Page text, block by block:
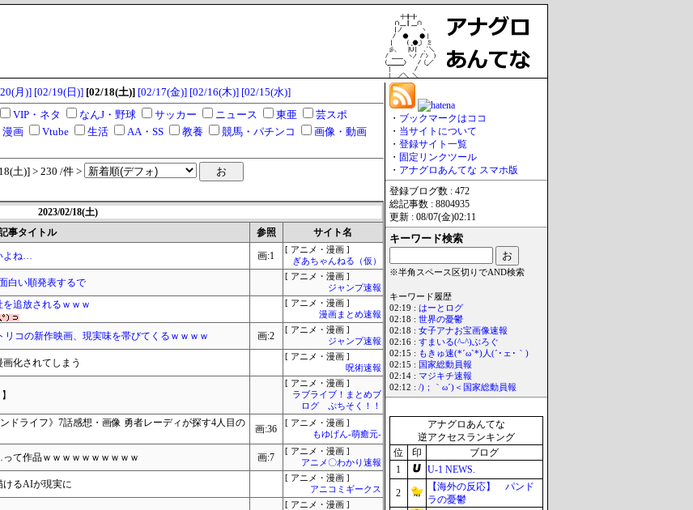
月)] [02/19(日)] [02/18(土)] [02/17(金)] [02/16(木)] [02/15(水)]
VIP・ネタ なんJ・野球 サッカー ニュース 東亜
芸スポ
漫画 Vtube 生活 AA・SS 教養 競馬・パチンコ
画像・動画
土)] > 230 /件 >
2023/02/18(土)
事タイトル 参照 サイト名
よね… 画:1
[ アニメ・漫画 ]
ぎあちゃんねる（仮）
白い順発表するで
[ アニメ・漫画 ]
ジャンプ速報
を追放されるｗｗｗ
[ アニメ・漫画 ]
漫画まとめ速報
リコの新作映画、現実味を帯びてくるｗｗｗｗ 画:2
[ アニメ・漫画 ]
ジャンプ速報
化されてしまう
[ アニメ・漫画 ]
呪術速報
[ アニメ・漫画 ]
ラブライブ！まとめブ
ログ ぷちそく！！
ドライフ》7話感想・画像 勇者レーディが探す4人目の
画:36
[ アニメ・漫画 ]
もゆげん-萌癒元-
て作品ｗｗｗｗｗｗｗｗｗｗ 画:7
[ アニメ・漫画 ]
アニメ〇わかり速報
けるAIが現実に
[ アニメ・漫画 ]
アニコミギークス
[ アニメ・漫画 ]
・ ブックマークはココ
・ 当サイトについて
・ 登録サイト一覧
・ 固定リンクツール
・ アナグロあんてな スマホ版
登録ブログ数 : 472
総記事数 : 8804935
更新 : 08/07(金)02:11
キーワード検索
※半角スペース区切りでAND検索
キーワード履歴
02:19 : はーとログ
02:18 : 世界の憂鬱
02:18 : 女子アナお宝画像速報
02:16 : すまいる(^-^)ぶろぐ
02:15 : もきゅ速(*´ω`*)人(´･ェ･｀)
02:15 : 国家総動員報
02:14 : マジキチ速報
02:12 : /)；｀ω´)＜国家総動員報
アナグロあんてな
逆アクセスランキング
位
印
ブログ
1
U-1 NEWS.
2
【海外の反応】 パンド
ラの憂鬱